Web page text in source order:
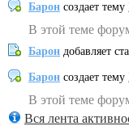
Барон создает тему
В этой теме
Барон добавляет
Барон создает тему
В этой теме
Вся лента